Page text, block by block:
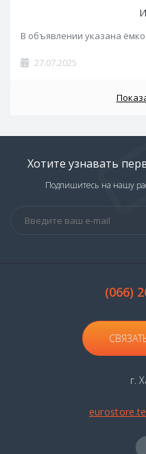
В объявлении указана
27.07.2025
Хотите узнавать
Подпишитесь на нашу
(066)
г.